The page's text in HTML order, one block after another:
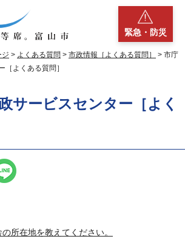
緊急・防災
ジ > よくある質問 > 市政情報［よくある質問］
> 市庁
［よくある質問］
サービスセンター［よく
所在地を教えてください。